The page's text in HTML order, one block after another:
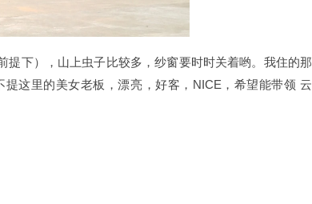
下），山上虫子比较多，纱窗要时时关着哟。我住的那
这里的美女老板，漂亮，好客，NICE，希望能带领 云